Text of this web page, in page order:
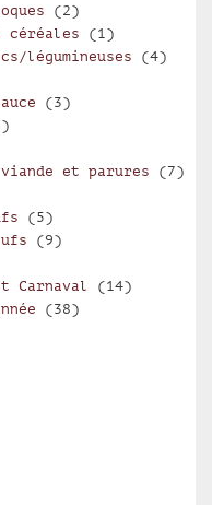
(2)
céréales (1)
légumineuses (4)
(3)
et parures (7)
(5)
(9)
Carnaval (14)
(38)